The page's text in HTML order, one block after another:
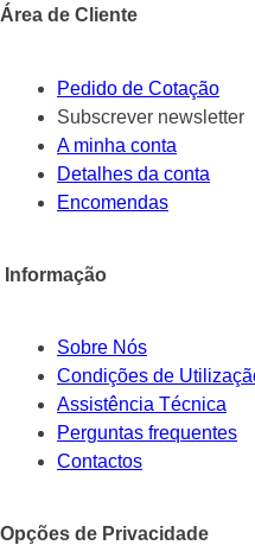
Área de Cliente
Pedido de Cotação
Subscrever newsletter
A minha conta
Detalhes da conta
Encomendas
Informação
Sobre Nós
Condições de
Assistência Técnica
Perguntas frequentes
Contactos
Opções de Privacidade